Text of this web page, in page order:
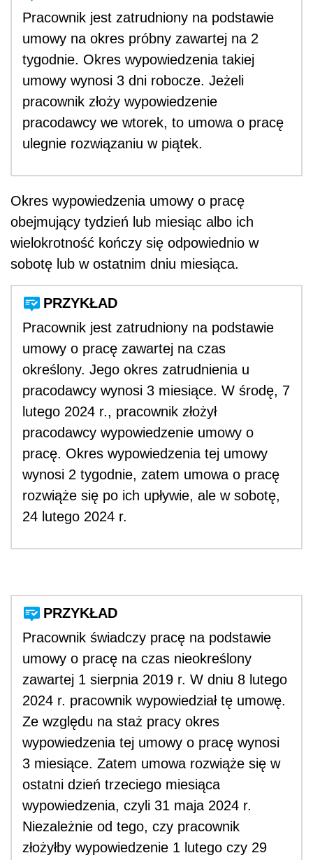
Pracownik jest zatrudniony na podstawie
umowy na okres próbny zawartej na 2
tygodnie. Okres wypowiedzenia takiej
umowy wynosi 3 dni robocze. Jeżeli
pracownik złoży wypowiedzenie
pracodawcy we wtorek, to umowa o pracę
ulegnie rozwiązaniu w piątek.
Okres wypowiedzenia umowy o pracę
obejmujący tydzień lub miesiąc albo ich
wielokrotność kończy się odpowiednio w
sobotę lub w ostatnim dniu miesiąca.
PRZYKŁAD
Pracownik jest zatrudniony na podstawie
umowy o pracę zawartej na czas
określony. Jego okres zatrudnienia u
pracodawcy wynosi 3 miesiące. W środę, 7
lutego 2024 r., pracownik złożył
pracodawcy wypowiedzenie umowy o
pracę. Okres wypowiedzenia tej umowy
wynosi 2 tygodnie, zatem umowa o pracę
rozwiąże się po ich upływie, ale w sobotę,
24 lutego 2024 r.
PRZYKŁAD
Pracownik świadczy pracę na podstawie
umowy o pracę na czas nieokreślony
zawartej 1 sierpnia 2019 r. W dniu 8 lutego
2024 r. pracownik wypowiedział tę umowę.
Ze względu na staż pracy okres
wypowiedzenia tej umowy o pracę wynosi
3 miesiące. Zatem umowa rozwiąże się w
ostatni dzień trzeciego miesiąca
wypowiedzenia, czyli 31 maja 2024 r.
Niezależnie od tego, czy pracownik
złożyłby wypowiedzenie 1 lutego czy 29